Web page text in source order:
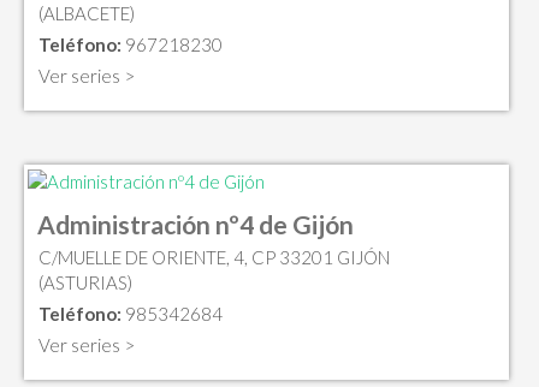
(ALBACETE)
Teléfono: 967218230
Ver series >
Administración nº4 de Gijón
C/MUELLE DE ORIENTE, 4, CP 33201 GIJÓN
(ASTURIAS)
Teléfono: 985342684
Ver series >